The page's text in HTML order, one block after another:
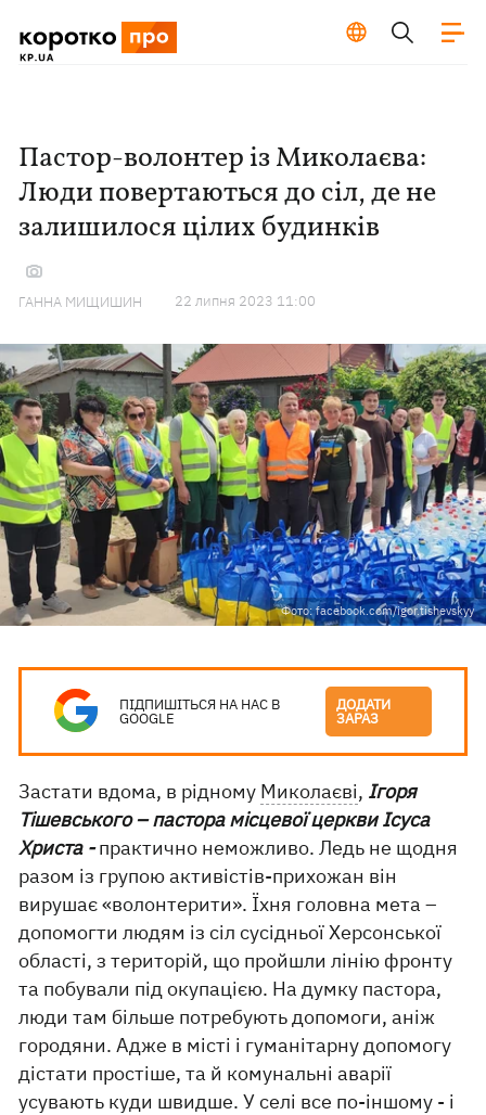
Пастор-волонтер із Миколаєва:
Люди повертаються до сіл, де не
залишилося цілих будинків
ГАННА МИЩИШИН 22 липня 2023 11:00
Фото: facebook.com/igor.tishevskyy
ПІДПИШІТЬСЯ НА НАС В
GOOGLE
ДОДАТИ
ЗАРАЗ
Застати вдома, в рідному Миколаєві, Ігоря
Тішевського – пастора місцевої церкви Ісуса
Христа -практично неможливо. Ледь не щодня
разом із групою активістів-прихожан він
вирушає «волонтерити». Їхня головна мета –
допомогти людям із сіл сусідньої Херсонської
області, з територій, що пройшли лінію фронту
та побували під окупацією. На думку пастора,
люди там більше потребують допомоги, аніж
городяни. Адже в місті і гуманітарну допомогу
дістати простіше, та й комунальні аварії
усувають куди швидше. У селі все по-іншому - і